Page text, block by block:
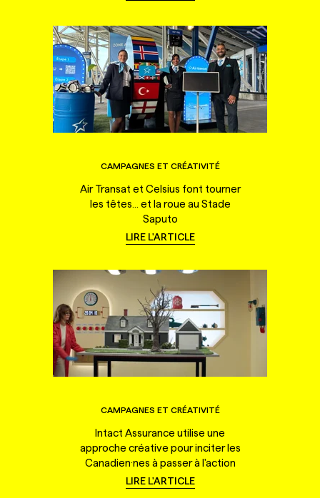
CAMPAGNES ET CRÉATIVITÉ
Air Transat et Celsius font tourner
les têtes... et la roue au Stade
Saputo
LIRE L'ARTICLE
CAMPAGNES ET CRÉATIVITÉ
Intact Assurance utilise une
approche créative pour inciter les
Canadien·nes à passer à l'action
LIRE L'ARTICLE